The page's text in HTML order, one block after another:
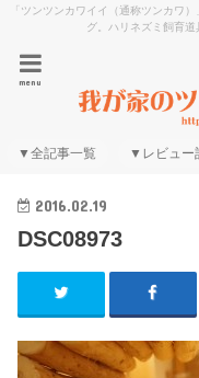
「ツンツンカワイイ（通称ツンカワ
グ。ハリネズミ飼育道
menu
▼全記事一覧 ▼レビュー
2016.02.19
DSC08973